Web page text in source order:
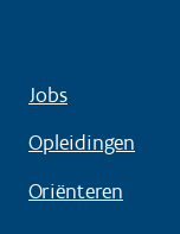
Jobs
Opleidingen
Oriënteren